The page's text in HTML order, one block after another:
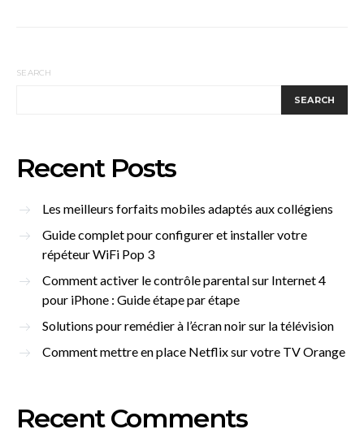
SEARCH
SEARCH
Recent Posts
Les meilleurs forfaits mobiles adaptés aux collégiens
Guide complet pour configurer et installer votre
répéteur WiFi Pop 3
Comment activer le contrôle parental sur Internet 4
pour iPhone : Guide étape par étape
Solutions pour remédier à l’écran noir sur la télévision
Comment mettre en place Netflix sur votre TV Orange
Recent Comments